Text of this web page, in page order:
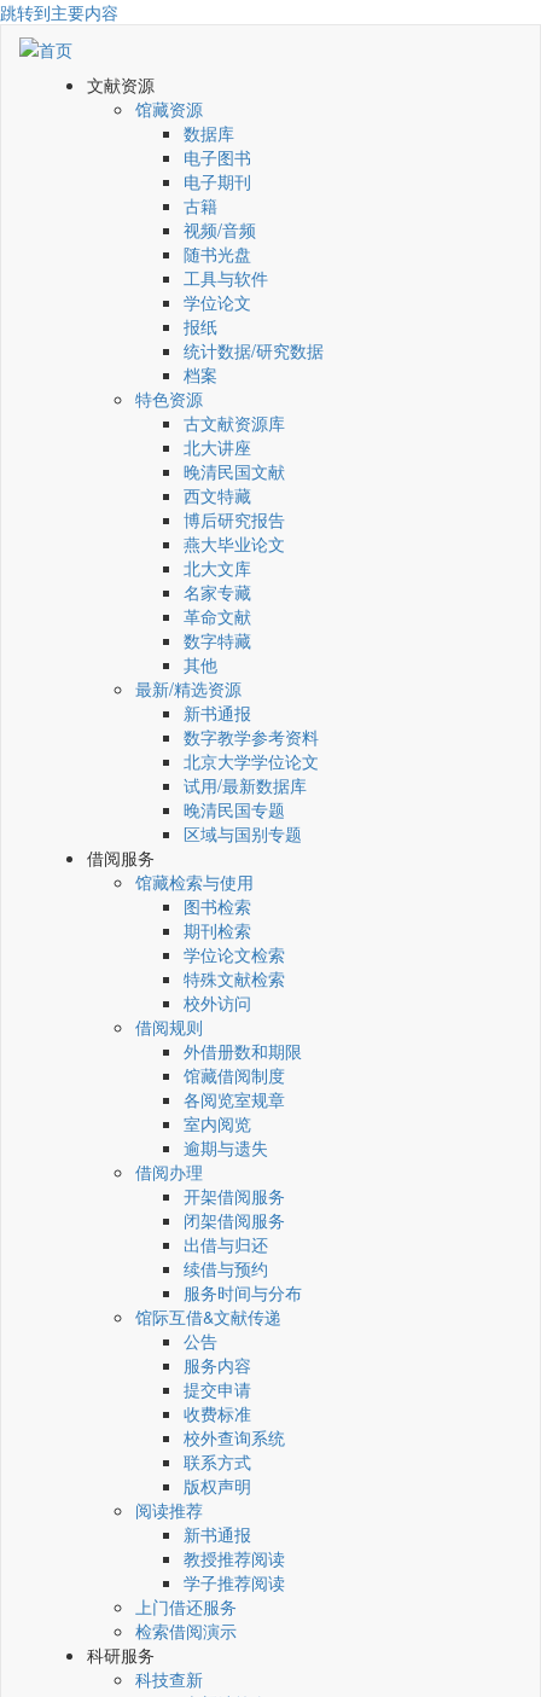
跳转到主要内容
文献资源
馆藏资源
数据库
电子图书
电子期刊
古籍
视频/音频
随书光盘
工具与软件
学位论文
报纸
统计数据/研究数据
档案
特色资源
古文献资源库
北大讲座
晚清民国文献
西文特藏
博后研究报告
燕大毕业论文
北大文库
名家专藏
革命文献
数字特藏
其他
最新/精选资源
新书通报
数字教学参考资料
北京大学学位论文
试用/最新数据库
晚清民国专题
区域与国别专题
借阅服务
馆藏检索与使用
图书检索
期刊检索
学位论文检索
特殊文献检索
校外访问
借阅规则
外借册数和期限
馆藏借阅制度
各阅览室规章
室内阅览
逾期与遗失
借阅办理
开架借阅服务
闭架借阅服务
出借与归还
续借与预约
服务时间与分布
馆际互借&文献传递
公告
服务内容
提交申请
收费标准
校外查询系统
联系方式
版权声明
阅读推荐
新书通报
教授推荐阅读
学子推荐阅读
上门借还服务
检索借阅演示
科研服务
科技查新